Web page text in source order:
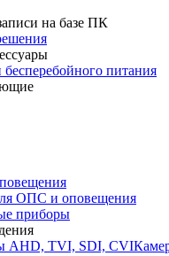
на базе ПК
бесперебойного питания
ОПС и оповещения
приборы
AHD, TVI, SDI, CVI